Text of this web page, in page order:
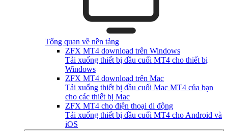
Tổng quan về nền tảng
ZFX MT4 download trên Windows
Tải xuống thiết bị đầu cuối MT4 cho thiết bị
Windows
ZFX MT4 download trên Mac
Tải xuống thiết bị đầu cuối Mac MT4 của bạn
cho các thiết bị Mac
ZFX MT4 cho điện thoại di động
Tải xuống thiết bị đầu cuối MT4 cho Android và
iOS